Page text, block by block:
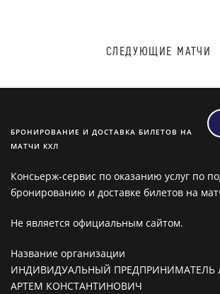
СЛЕДУЮЩИЕ МАТЧИ
БРОНИРОВАНИЕ И ДОСТАВКА БИЛЕТОВ НА
МАТЧИ КХЛ
Консьерж-сервис по оказанию услуг по
бронированию и доставке билетов на
Не является официальным сайтом.
Название организации
ИНДИВИДУАЛЬНЫЙ ПРЕДПРИНИМАТЕЛЬ
АРТЕМ КОНСТАНТИНОВИЧ